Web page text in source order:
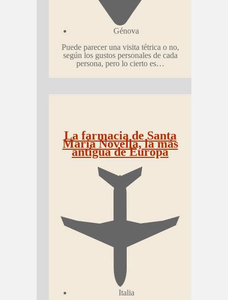
Génova
Puede parecer una visita tétrica o no,
según los gustos personales de cada
persona, pero lo cierto es…
La farmacia de Santa
María Novella, la más
antigua de Europa
Italia